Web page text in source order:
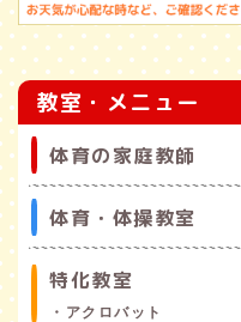
教室・メニュー
体育の家庭教師
体育・体操教室
特化教室
・アクロバット